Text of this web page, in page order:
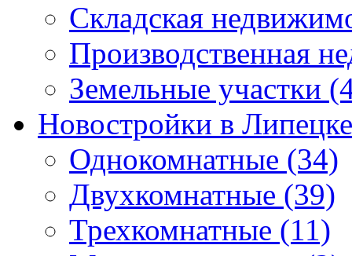
Складская
Производственная
Земельные участки
Новостройки в Липецке
Однокомнатные (34)
Двухкомнатные (39)
Трехкомнатные (11)